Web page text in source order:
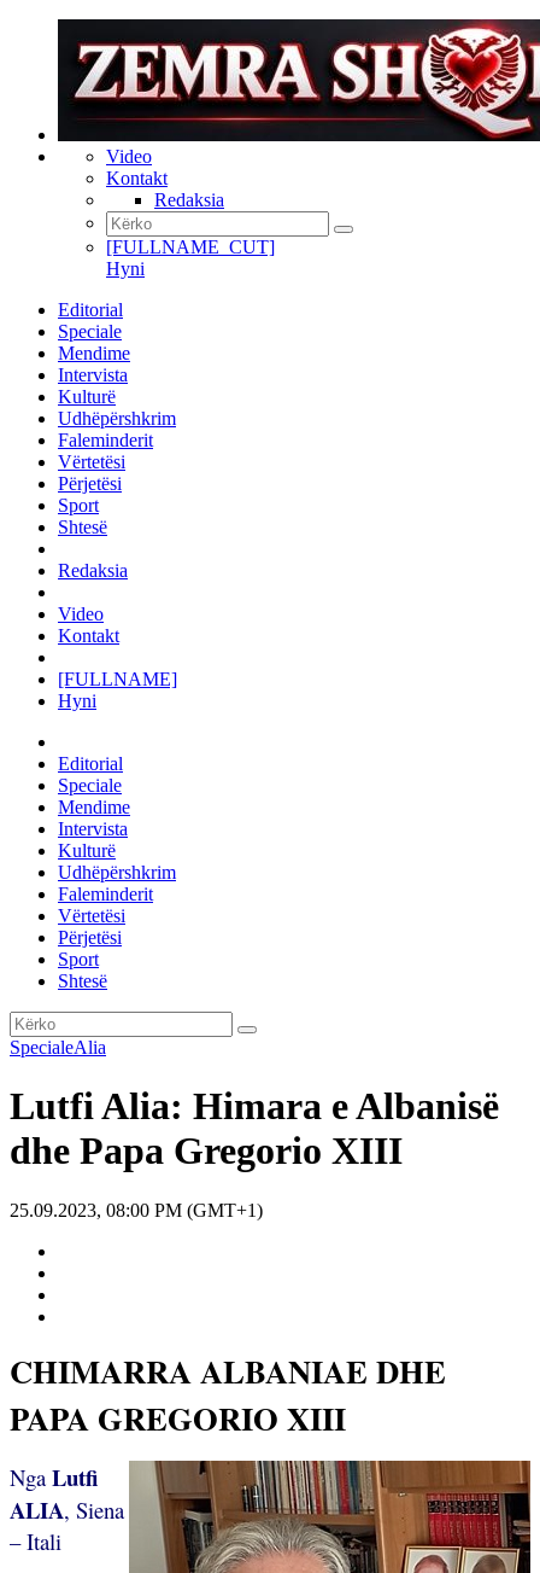
Video
Kontakt
Redaksia
[FULLNAME_CUT]
Hyni
Editorial
Speciale
Mendime
Intervista
Kulturë
Udhëpërshkrim
Faleminderit
Vërtetësi
Përjetësi
Sport
Shtesë
Redaksia
Video
Kontakt
[FULLNAME]
Hyni
Editorial
Speciale
Mendime
Intervista
Kulturë
Udhëpërshkrim
Faleminderit
Vërtetësi
Përjetësi
Sport
Shtesë
SpecialeAlia
Lutfi Alia: Himara e Albanisë
dhe Papa Gregorio XIII
25.09.2023, 08:00 PM (GMT+1)
CHIMARRA ALBANIAE DHE
PAPA GREGORIO XIII
Nga Lutfi
ALIA, Siena
– Itali